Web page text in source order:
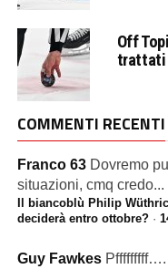
Off
trattati
COMMENTI RECENTI
Franco 63 Dovremo
situazioni, cmq credo...
Il biancoblù Philip
deciderà entro ottobre?·
Guy Fawkes Pfffffffff….